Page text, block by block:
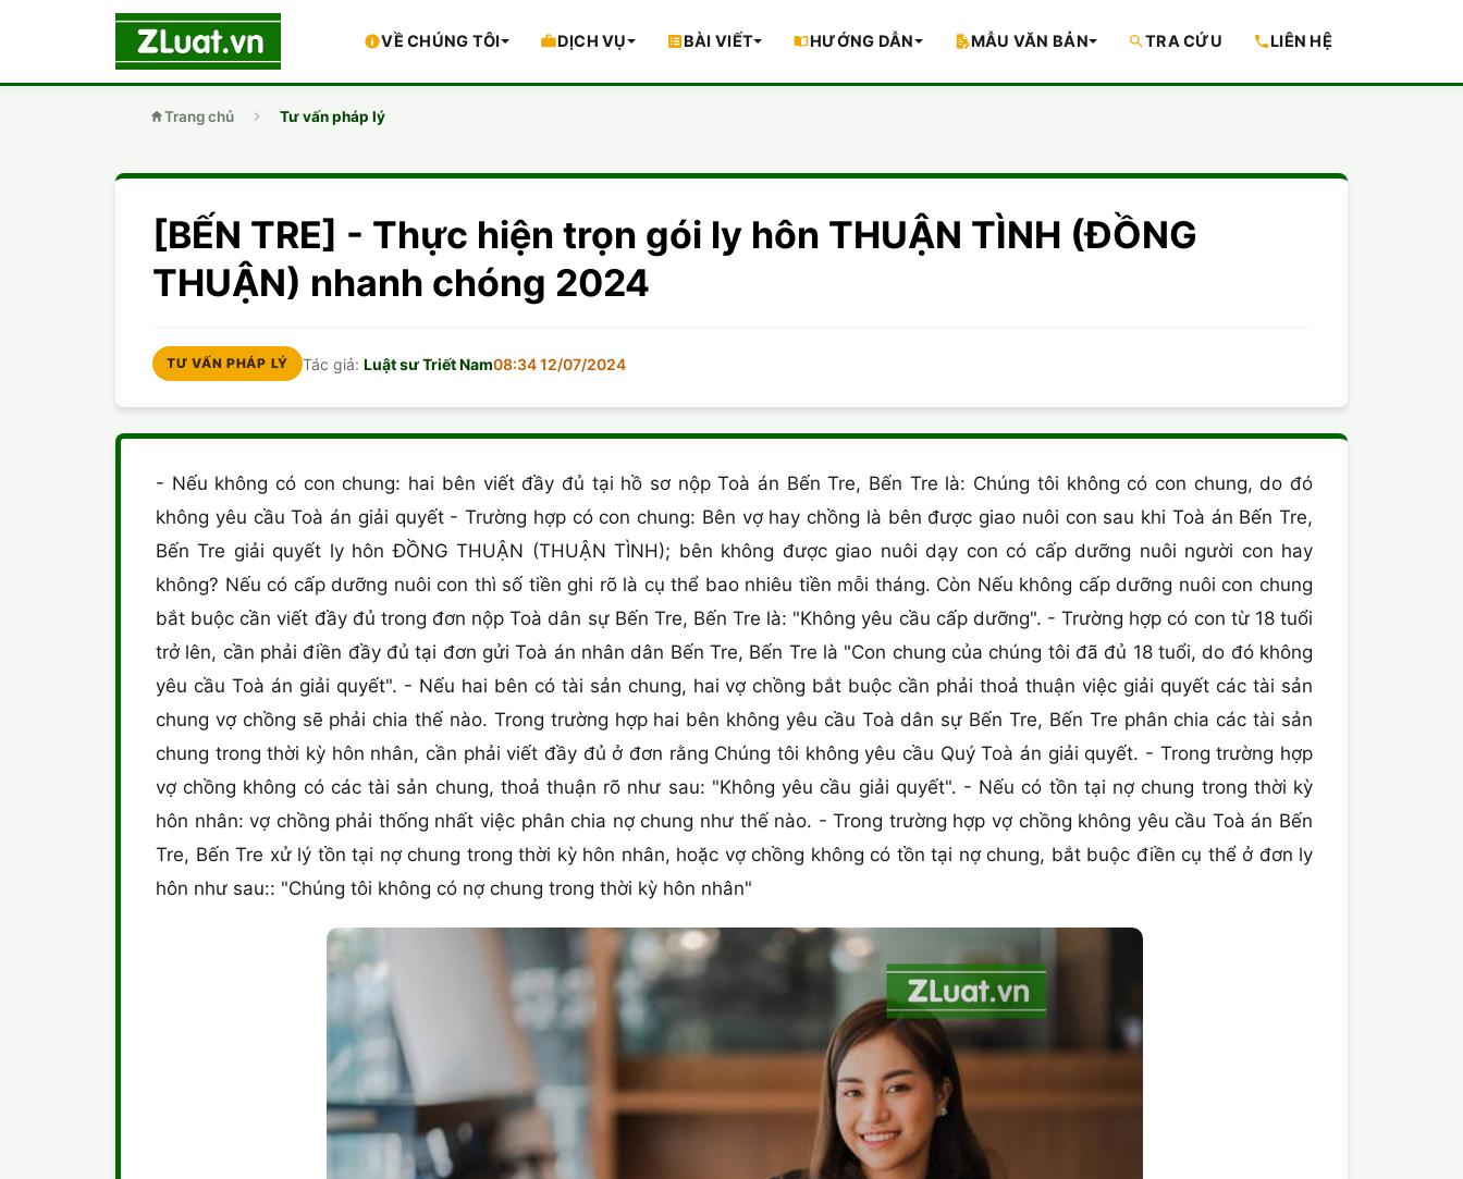
VỀ CHÚNG TÔI DỊCH VỤ BÀI VIẾT HƯỚNG DẪN MẪU VĂN BẢN TRA CỨU LIÊN HỆ
Trang chủ Tư vấn pháp lý
[BẾN TRE] - Thực hiện trọn gói ly hôn THUẬN TÌNH (ĐỒNG
THUẬN) nhanh chóng 2024
TƯ VẤN PHÁP LÝ Tác giả:Luật sư Triết Nam08:34 12/07/2024
- Nếu không có con chung: hai bên viết đầy đủ tại hồ sơ nộp Toà án Bến Tre, Bến Tre là: Chúng tôi không có con chung, do đó
không yêu cầu Toà án giải quyết - Trường hợp có con chung: Bên vợ hay chồng là bên được giao nuôi con sau khi Toà án Bến Tre,
Bến Tre giải quyết ly hôn ĐỒNG THUẬN (THUẬN TÌNH); bên không được giao nuôi dạy con có cấp dưỡng nuôi người con hay
không? Nếu có cấp dưỡng nuôi con thì số tiền ghi rõ là cụ thể bao nhiêu tiền mỗi tháng. Còn Nếu không cấp dưỡng nuôi con chung
bắt buộc cần viết đầy đủ trong đơn nộp Toà dân sự Bến Tre, Bến Tre là: "Không yêu cầu cấp dưỡng". - Trường hợp có con từ 18 tuổi
trở lên, cần phải điền đầy đủ tại đơn gửi Toà án nhân dân Bến Tre, Bến Tre là "Con chung của chúng tôi đã đủ 18 tuổi, do đó không
yêu cầu Toà án giải quyết". - Nếu hai bên có tài sản chung, hai vợ chồng bắt buộc cần phải thoả thuận việc giải quyết các tài sản
chung vợ chồng sẽ phải chia thế nào. Trong trường hợp hai bên không yêu cầu Toà dân sự Bến Tre, Bến Tre phân chia các tài sản
chung trong thời kỳ hôn nhân, cần phải viết đầy đủ ở đơn rằng Chúng tôi không yêu cầu Quý Toà án giải quyết. - Trong trường hợp
vợ chồng không có các tài sản chung, thoả thuận rõ như sau: "Không yêu cầu giải quyết". - Nếu có tồn tại nợ chung trong thời kỳ
hôn nhân: vợ chồng phải thống nhất việc phân chia nợ chung như thế nào. - Trong trường hợp vợ chồng không yêu cầu Toà án Bến
Tre, Bến Tre xử lý tồn tại nợ chung trong thời kỳ hôn nhân, hoặc vợ chồng không có tồn tại nợ chung, bắt buộc điền cụ thể ở đơn ly
hôn như sau:: "Chúng tôi không có nợ chung trong thời kỳ hôn nhân"